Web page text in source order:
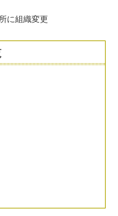
に組織変更